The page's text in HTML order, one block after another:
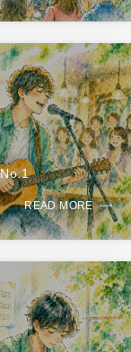
READ MORE